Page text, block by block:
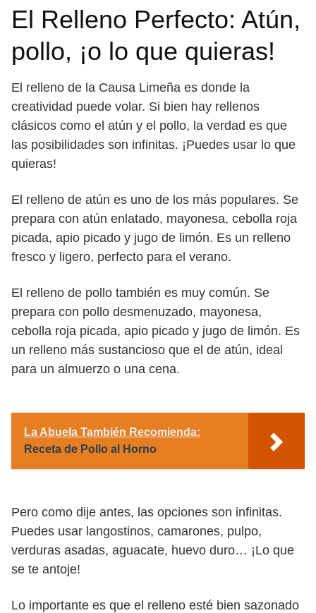
El Relleno Perfecto: Atún,
pollo, ¡o lo que quieras!
El relleno de la Causa Limeña es donde la
creatividad puede volar. Si bien hay rellenos
clásicos como el atún y el pollo, la verdad es que
las posibilidades son infinitas. ¡Puedes usar lo que
quieras!
El relleno de atún es uno de los más populares. Se
prepara con atún enlatado, mayonesa, cebolla roja
picada, apio picado y jugo de limón. Es un relleno
fresco y ligero, perfecto para el verano.
El relleno de pollo también es muy común. Se
prepara con pollo desmenuzado, mayonesa,
cebolla roja picada, apio picado y jugo de limón. Es
un relleno más sustancioso que el de atún, ideal
para un almuerzo o una cena.
La Abuela También Recomienda:
Receta de Pollo al Horno
Pero como dije antes, las opciones son infinitas.
Puedes usar langostinos, camarones, pulpo,
verduras asadas, aguacate, huevo duro… ¡Lo que
se te antoje!
Lo importante es que el relleno esté bien sazonado